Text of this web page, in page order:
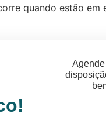
quando estão em